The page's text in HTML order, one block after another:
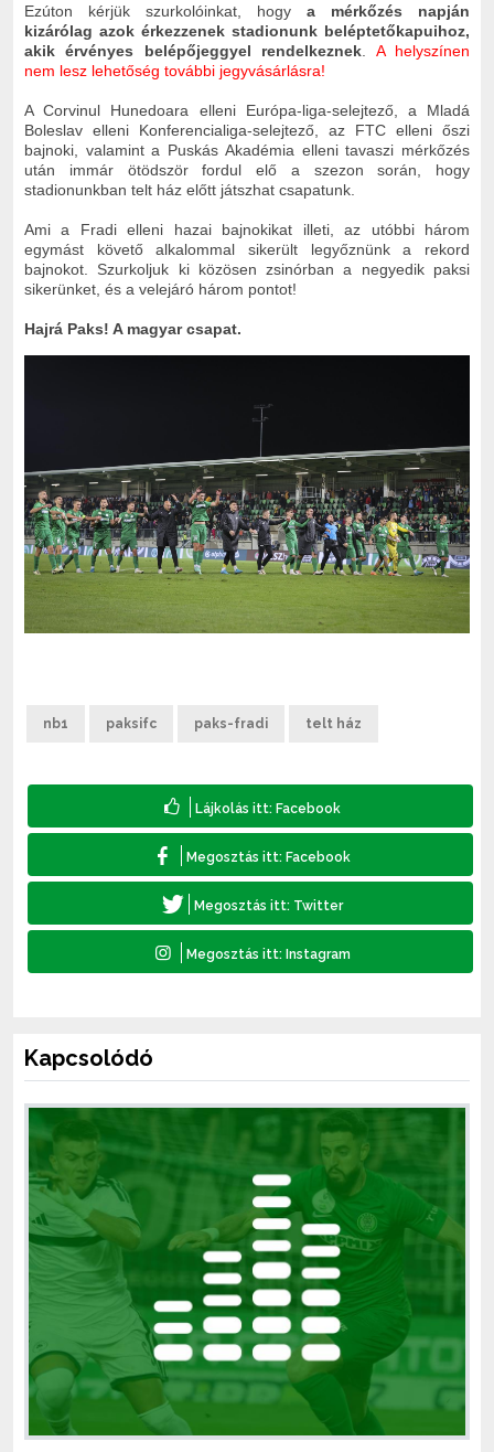
Ezúton kérjük szurkolóinkat, hogy a mérkőzés napján
kizárólag azok érkezzenek stadionunk beléptetőkapuihoz,
akik érvényes belépőjeggyel rendelkeznek
A helyszínen
nem lesz lehetőség további jegyvásárlásra!
A Corvinul Hunedoara elleni Európa-liga-selejtező, a Mladá
Boleslav elleni Konferencialiga-selejtező, az FTC elleni őszi
bajnoki, valamint a Puskás Akadémia elleni tavaszi mérkőzés
után immár ötödször fordul elő a szezon során, hogy
stadionunkban telt ház előtt játszhat csapatunk.
Ami a Fradi elleni hazai bajnokikat illeti, az utóbbi három
egymást követő alkalommal sikerült legyőznünk a rekord
bajnokot. Szurkoljuk ki közösen zsinórban a negyedik paksi
sikerünket, és a velejáró három pontot!
Hajrá Paks! A magyar csapat.
nb1 paksifc paks-fradi telt ház
Kapcsolódó